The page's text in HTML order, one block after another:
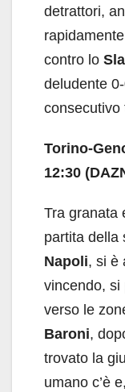
detrattori,
contro lo
deludente
consecutivo
Torino-
12:30
Tra granata
partita della
Napoli, si è
vincendo, si
verso le
Baroni,
trovato la
umano c’è